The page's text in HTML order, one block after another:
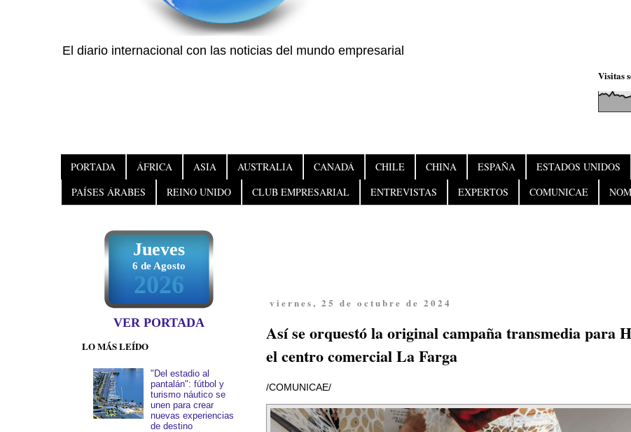
El diario internacional con las noticias del mundo empresarial
Visitas
PORTADA ÁFRICA ASIA AUSTRALIA CANADÁ CHILE CHINA ESPAÑA ESTADOS UNIDOS
PAÍSES ÁRABES
REINO UNIDO CLUB EMPRESARIAL ENTREVISTAS EXPERTOS COMUNICAE
viernes, 25 de octubre de 2024
Así se orquestó la original campaña transmedia para
el centro comercial La Farga
/COMUNICAE/
Jueves
6 de Agosto
2026
VER PORTADA
LO MÁS LEÍDO
"Del estadio al
pantalán": fútbol y
turismo náutico se
unen para crear
nuevas experiencias
de destino